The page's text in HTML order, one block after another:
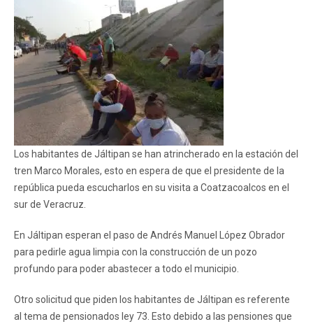
Los habitantes de Jáltipan se han atrincherado en la estación del
tren Marco Morales, esto en espera de que el presidente de la
república pueda escucharlos en su visita a Coatzacoalcos en el
sur de Veracruz.
En Jáltipan esperan el paso de Andrés Manuel López Obrador
para pedirle agua limpia con la construcción de un pozo
profundo para poder abastecer a todo el municipio.
Otro solicitud que piden los habitantes de Jáltipan es referente
al tema de pensionados ley 73. Esto debido a las pensiones que